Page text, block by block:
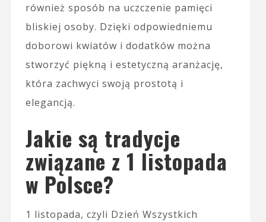
również sposób na uczczenie pamięci
bliskiej osoby. Dzięki odpowiedniemu
doborowi kwiatów i dodatków można
stworzyć piękną i estetyczną aranżację,
która zachwyci swoją prostotą i
elegancją.
Jakie są tradycje
związane z 1 listopada
w Polsce?
1 listopada, czyli Dzień Wszystkich